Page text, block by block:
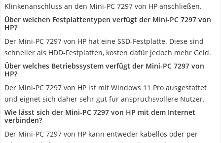
Klinkenanschluss an den Mini-PC 7297 von HP anschließen.
Über welchen Festplattentypen verfügt der Mini-PC 7297 von
HP?
Der Mini-PC 7297 von HP hat eine SSD-Festplatte. Diese sind
schneller als HDD-Festplatten, kosten dafür jedoch mehr Geld.
Über welches Betriebssystem verfügt der Mini-PC 7297 von
HP?
Der Mini-PC 7297 von HP ist mit Windows 11 Pro ausgestattet
und eignet sich daher sehr gut für anspruchsvollere Nutzer.
Wie lässt sich der Mini-PC 7297 von HP mit dem Internet
verbinden?
Der Mini-PC 7297 von HP kann entweder kabellos oder per